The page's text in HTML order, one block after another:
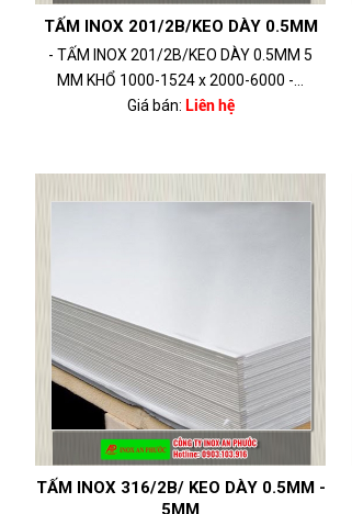
TẤM INOX 201/2B/KEO DÀY 0.5MM
- TẤM INOX 201/2B/KEO DÀY 0.5MM 5
MM KHỔ 1000-1524 x 2000-6000 -...
Giá bán: Liên hệ
TẤM INOX 316/2B/ KEO DÀY 0.5MM -
5MM